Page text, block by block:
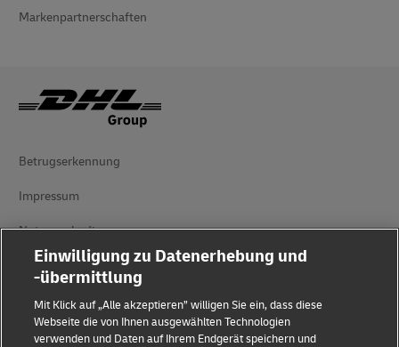
Markenpartnerschaften
Betrugserkennung
Impressum
Nutzungsbedingungen
Datenschutz
Barrierefreiheit
Weitere Informationen
Einwilligung zu Datenerhebung und
-übermittlung
Mit Klick auf „Alle akzeptieren” willigen Sie ein, dass diese
Webseite die von Ihnen ausgewählten Technologien
verwenden und Daten auf Ihrem Endgerät speichern und